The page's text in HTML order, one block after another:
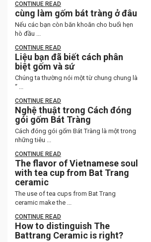
CONTINUE READ
cùng làm gốm bát tràng ở đâu
Nếu các bạn còn băn khoăn cho buổi hẹn
hò đầu ...
CONTINUE READ
Liệu bạn đã biết cách phân
biệt gốm và sứ
Chúng ta thường nói một từ chung chung là
“ ...
CONTINUE READ
Nghệ thuật trong Cách đóng
gói gốm Bát Tràng
Cách đóng gói gốm Bát Tràng là một trong
những tiêu ...
CONTINUE READ
The flavor of Vietnamese soul
with tea cup from Bat Trang
ceramic
The use of tea cups from Bat Trang
ceramic make the ...
CONTINUE READ
How to distinguish The
Battrang Ceramic is right?